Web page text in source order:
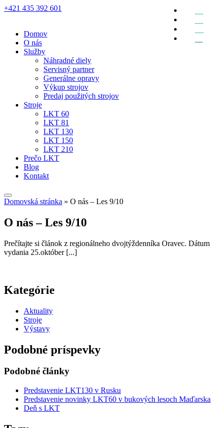
+421 435 392 601
Domov
O nás
Služby
Náhradné diely
Servisný partner
Generálne opravy
Výkup strojov
Predaj použitých strojov
Stroje
LKT 60
LKT 81
LKT 130
LKT 150
LKT 210
Prečo LKT
Blog
Kontakt
Domovská stránka » O nás – Les 9/10
O nás – Les 9/10
Prečítajte si článok z regionálneho dvojtýždenníka Oravec. Dátum
vydania 25.október [...]
Kategórie
Aktuality
Stroje
Výstavy
Podobné príspevky
Podobné články
Predstavenie LKT130 v Rusku
Predstavenie novinky LKT60 v bukových lesoch Maďarska
Deň s LKT